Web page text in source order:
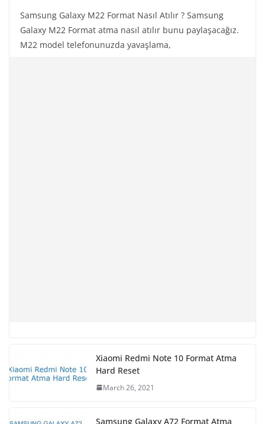
Samsung Galaxy M22 Format Nasıl Atılır ? Samsung
Galaxy M22 Format atma nasıl atılır bunu paylaşacağız.
M22 model telefonunuzda yavaşlama,
Xiaomi Redmi Note 10 Format Atma
Hard Reset
March 26, 2021
Samsung Galaxy A72 Format Atma